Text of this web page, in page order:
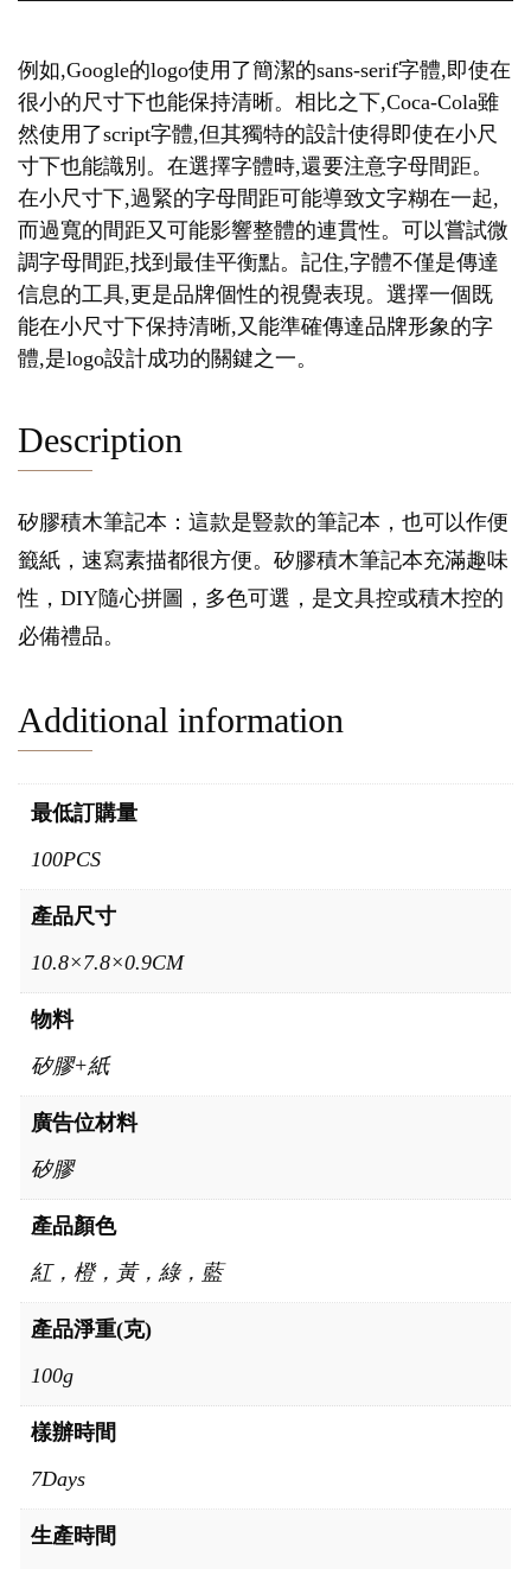
例如,Google的logo使用了簡潔的sans-serif字體,即使在
很小的尺寸下也能保持清晰。相比之下,Coca-Cola雖
然使用了script字體,但其獨特的設計使得即使在小尺
寸下也能識別。在選擇字體時,還要注意字母間距。
在小尺寸下,過緊的字母間距可能導致文字糊在一起,
而過寬的間距又可能影響整體的連貫性。可以嘗試微
調字母間距,找到最佳平衡點。記住,字體不僅是傳達
信息的工具,更是品牌個性的視覺表現。選擇一個既
能在小尺寸下保持清晰,又能準確傳達品牌形象的字
體,是logo設計成功的關鍵之一。
Description
矽膠積木筆記本：這款是豎款的筆記本，也可以作便
籤紙，速寫素描都很方便。矽膠積木筆記本充滿趣味
性，DIY隨心拼圖，多色可選，是文具控或積木控的
必備禮品。
Additional information
最低訂購量
100PCS
產品尺寸
10.8×7.8×0.9CM
物料
矽膠+紙
廣告位材料
矽膠
產品顏色
紅，橙，黃，綠，藍
產品淨重(克)
100g
樣辦時間
7Days
生產時間